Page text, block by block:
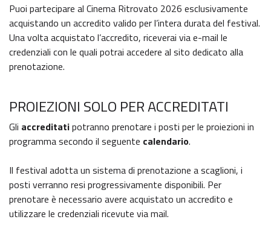
Puoi partecipare al Cinema Ritrovato 2026 esclusivamente
acquistando un accredito valido per l’intera durata del festival.
Una volta acquistato l’accredito, riceverai via e-mail le
credenziali con le quali potrai accedere al sito dedicato alla
prenotazione.
PROIEZIONI SOLO PER ACCREDITATI
Gli accreditatipotranno prenotare i posti per le proiezioni in
programma secondo il seguente calendario.
Il festival adotta un sistema di prenotazione a scaglioni, i
posti verranno resi progressivamente disponibili. Per
prenotare è necessario avere acquistato un accredito e
utilizzare le credenziali ricevute via mail.